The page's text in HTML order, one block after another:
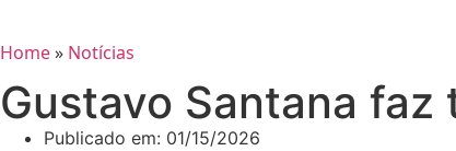
Home» Notícias
Gustavo Santana faz
Publicado em: 01/15/2026